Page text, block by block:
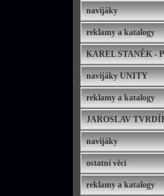
navijáky
reklamy a katalogy
KAREL STANĚK -
navijáky UNITY
reklamy a katalogy
JAROSLAV
navijáky
ostatní věci
reklamy a katalogy